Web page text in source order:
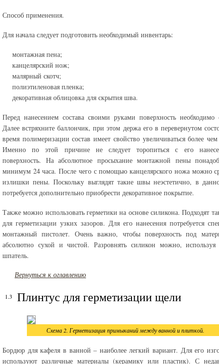
Способ применения.
Для начала следует подготовить необходимый инвентарь:
монтажная пена;
канцелярский нож;
малярный скотч;
полиэтиленовая пленка;
декоративная облицовка для скрытия шва.
Перед нанесением состава своими руками поверхность необходимо
Далее встряхните баллончик, при этом держа его в перевернутом
время полимеризации состав имеет свойство увеличиваться более
Именно по этой причине не следует торопиться с его
поверхность. На абсолютное просыхание монтажной пены
минимум 24 часа. После чего с помощью канцелярского ножа можно
излишки пены. Поскольку выглядят такие швы неэстетично, в
потребуется дополнительно приобрести декоративное покрытие.
Также можно использовать герметики на основе силикона. Подходят
для герметизации узких зазоров. Для его нанесения потребуется
монтажный пистолет. Очень важно, чтобы поверхность под
абсолютно сухой и чистой. Разровнять силикон можно,
шпатель.
Вернуться к оглавлению
Плинтус для герметизации щели
Схема 2. Герметизация примыканий между ванной и плиткой.
Бордюр для кафеля в ванной – наиболее легкий вариант. Для его
используют различные материалы (керамику или пластик). С